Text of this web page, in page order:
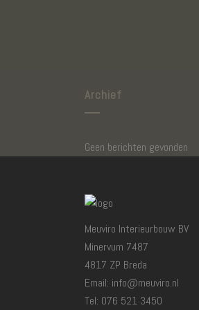
Archief
Geen berichten gevonden
Meuviro Interieurbouw BV
Minervum 7487
4817 ZP Breda
Email: info@meuviro.nl
Tel: 076 521 3450